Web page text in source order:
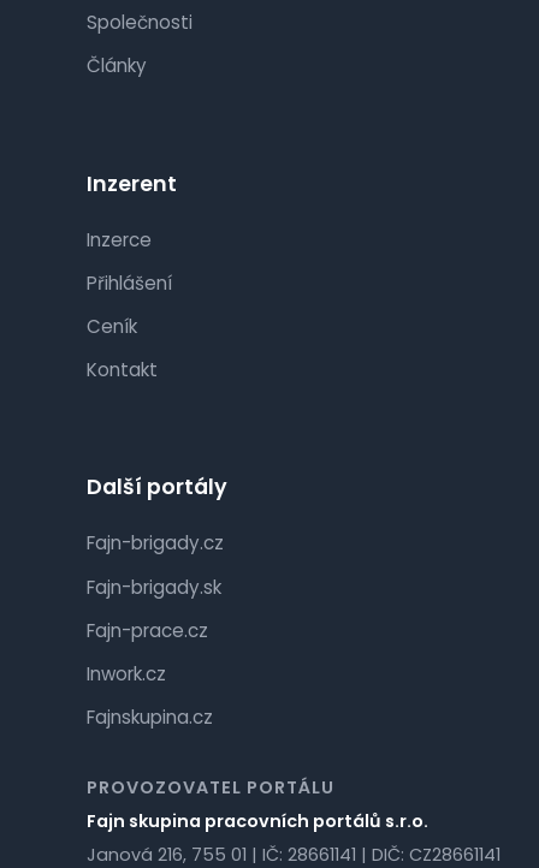
Společnosti
Články
Inzerent
Inzerce
Přihlášení
Ceník
Kontakt
Další portály
Fajn-brigady.cz
Fajn-brigady.sk
Fajn-prace.cz
Inwork.cz
Fajnskupina.cz
PROVOZOVATEL PORTÁLU
Fajn skupina pracovních portálů s.r.o.
Janová 216, 755 01 | IČ: 28661141 | DIČ: CZ28661141